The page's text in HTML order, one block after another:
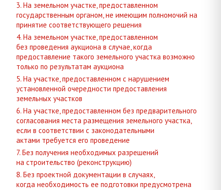
3. На земельном участке, предоставленном
государственным органом, не имеющим полномочий на
принятие соответствующего решения
4. На земельном участке, предоставленном
без проведения аукциона в случае, когда
предоставление такого земельного участка возможно
только по результатам аукциона
5. На участке, предоставленном с нарушением
установленной очередности предоставления
земельных участков
6. На участке, предоставленном без предварительного
согласования места размещения земельного участка,
если в соответствии с законодательными
актами требуется его проведение
7. Без получения необходимых разрешений
на строительство (реконструкцию)
8. Без проектной документации в случаях,
когда необходимость ее подготовки предусмотрена